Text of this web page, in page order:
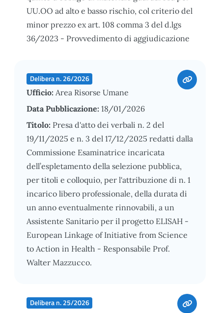
UU.OO ad alto e basso rischio, col criterio del
minor prezzo ex art. 108 comma 3 del d.lgs
36/2023 - Provvedimento di aggiudicazione
Delibera n. 26/2026
Ufficio: Area Risorse Umane
Data Pubblicazione: 18/01/2026
Titolo: Presa d'atto dei verbali n. 2 del
19/11/2025 e n. 3 del 17/12/2025 redatti dalla
Commissione Esaminatrice incaricata
dell’espletamento della selezione pubblica,
per titoli e colloquio, per l'attribuzione di n. 1
incarico libero professionale, della durata di
un anno eventualmente rinnovabili, a un
Assistente Sanitario per il progetto ELISAH -
European Linkage of Initiative from Science
to Action in Health - Responsabile Prof.
Walter Mazzucco.
Delibera n. 25/2026